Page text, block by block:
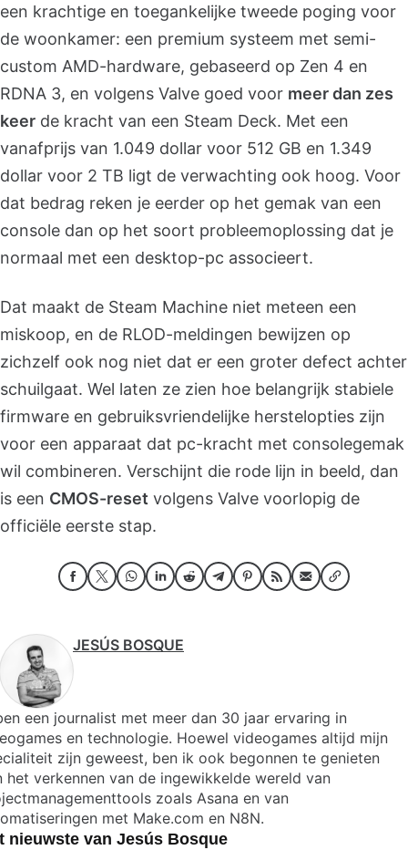
een krachtige en toegankelijke tweede poging voor
de woonkamer: een premium systeem met semi-
custom AMD-hardware, gebaseerd op Zen 4 en
RDNA 3, en volgens Valve goed voor meer dan zes
keer de kracht van een Steam Deck. Met een
vanafprijs van 1.049 dollar voor 512 GB en 1.349
dollar voor 2 TB ligt de verwachting ook hoog. Voor
dat bedrag reken je eerder op het gemak van een
console dan op het soort probleemoplossing dat je
normaal met een desktop-pc associeert.
Dat maakt de Steam Machine niet meteen een
miskoop, en de RLOD-meldingen bewijzen op
zichzelf ook nog niet dat er een groter defect achter
schuilgaat. Wel laten ze zien hoe belangrijk stabiele
firmware en gebruiksvriendelijke herstelopties zijn
voor een apparaat dat pc-kracht met consolegemak
wil combineren. Verschijnt die rode lijn in beeld, dan
is een CMOS-reset volgens Valve voorlopig de
officiële eerste stap.
JESÚS BOSQUE
een journalist met meer dan 30 jaar ervaring in
en technologie. Hoewel videogames altijd mijn
zijn geweest, ben ik ook begonnen te genieten
het verkennen van de ingewikkelde wereld van
zoals Asana en van
met Make.com en N8N.
nieuwste van Jesús Bosque